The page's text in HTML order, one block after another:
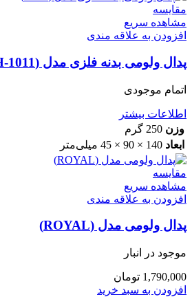
مقایسه
مشاهده سریع
افزودن به علاقه مندی
پدال ولومی بدنه فلزی مدل (GH-1011)
اتمام موجودی
اطلاعات بیشتر
وزن 250 گرم
ابعاد 140 × 90 × 45 میلی‌متر
مقایسه
مشاهده سریع
افزودن به علاقه مندی
پدال ولومی مدل (ROYAL)
موجود در انبار
1,790,000 تومان
افزودن به سبد خرید